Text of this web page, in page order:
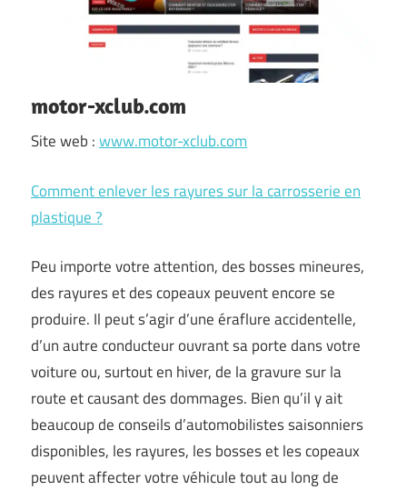
motor-xclub.com
Site web :www.motor-xclub.com
Comment enlever les rayures sur la carrosserie en
plastique ?
Peu importe votre attention, des bosses mineures,
des rayures et des copeaux peuvent encore se
produire. Il peut s’agir d’une éraflure accidentelle,
d’un autre conducteur ouvrant sa porte dans votre
voiture ou, surtout en hiver, de la gravure sur la
route et causant des dommages. Bien qu’il y ait
beaucoup de conseils d’automobilistes saisonniers
disponibles, les rayures, les bosses et les copeaux
peuvent affecter votre véhicule tout au long de